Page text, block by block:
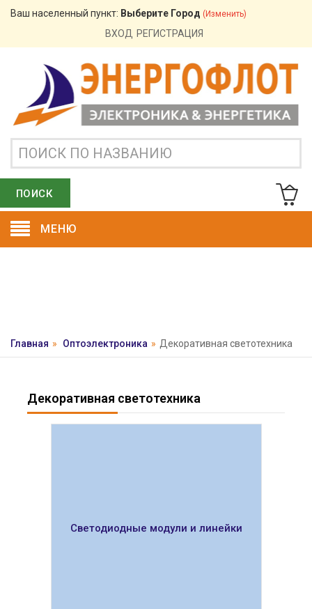
Ваш населенный пункт: Выберите Город (изменить)
ВХОД РЕГИСТРАЦИЯ
ПОИСК
МЕНЮ
Главная » Оптоэлектроника » Декоративная светотехника
Декоративная светотехника
Светодиодные модули и линейки